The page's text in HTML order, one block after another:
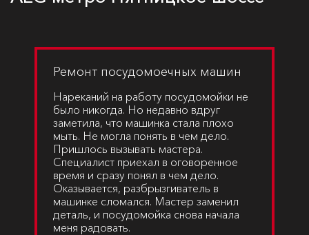
Ремонт посудомоечных машин
Нареканий на работу посудомойки не
было никогда. Но недавно вдруг
заметила, что машинка стала плохо
мыть. Не могла понять в чем дело.
Пришлось вызывать мастера.
Специалист приехал в оговоренное
время и сразу понял в чем дело.
Оказывается, разбрызгиватель в
машинке сломался. Мастер заменил
деталь, и посудомойка снова начала
меня радовать.